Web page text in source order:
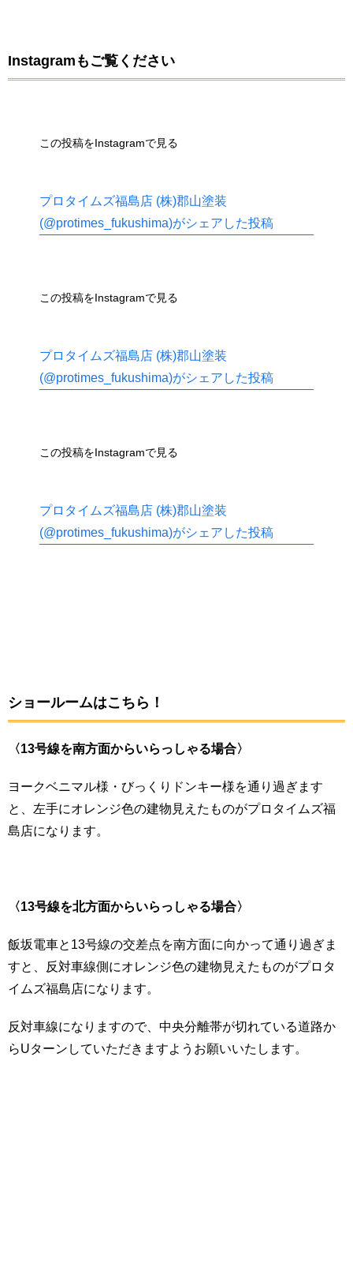
Instagramもご覧ください
この投稿をInstagramで見る
プロタイムズ福島店 (株)郡山塗装
(@protimes_fukushima)がシェアした投稿
この投稿をInstagramで見る
プロタイムズ福島店 (株)郡山塗装
(@protimes_fukushima)がシェアした投稿
この投稿をInstagramで見る
プロタイムズ福島店 (株)郡山塗装
(@protimes_fukushima)がシェアした投稿
ショールームはこちら！
〈13号線を南方面からいらっしゃる場合〉
ヨークベニマル様・びっくりドンキー様を通り過ぎます
と、左手にオレンジ色の建物見えたものがプロタイムズ福
島店になります。
〈13号線を北方面からいらっしゃる場合〉
飯坂電車と13号線の交差点を南方面に向かって通り過ぎま
すと、反対車線側にオレンジ色の建物見えたものがプロタ
イムズ福島店になります。
反対車線になりますので、中央分離帯が切れている道路か
らUターンしていただきますようお願いいたします。